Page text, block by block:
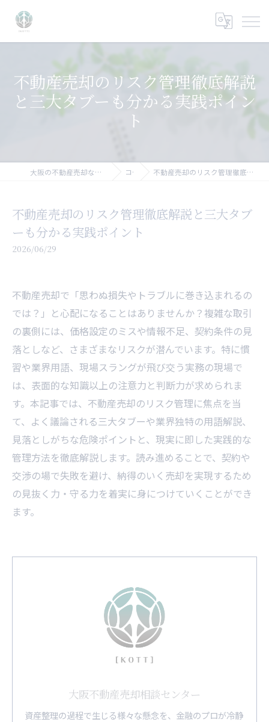
不動産売却のリスク管理徹底解説
と三大タブーも分かる実践ポイン
ト
大阪の不動産売却なら大阪不動産売却相談センター コラム 不動産売却のリスク管理徹底解説と三大タブーも分かる実践ポイント
不動産売却のリスク管理徹底解説と三大タブ
ーも分かる実践ポイント
2026/06/29
不動産売却で「思わぬ損失やトラブルに巻き込まれるの
では？」と心配になることはありませんか？複雑な取引
の裏側には、価格設定のミスや情報不足、契約条件の見
落としなど、さまざまなリスクが潜んでいます。特に慣
習や業界用語、現場スラングが飛び交う実務の現場で
は、表面的な知識以上の注意力と判断力が求められま
す。本記事では、不動産売却のリスク管理に焦点を当
て、よく議論される三大タブーや業界独特の用語解説、
見落としがちな危険ポイントと、現実に即した実践的な
管理方法を徹底解説します。読み進めることで、契約や
交渉の場で失敗を避け、納得のいく売却を実現するため
の見抜く力・守る力を着実に身につけていくことができ
ます。
大阪不動産売却相談センター
資産整理の過程で生じる様々な懸念を、金融のプロが冷静